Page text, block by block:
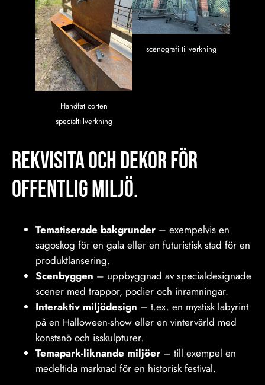
Handfat corten
specialtillverkning
scenografi tillverkning
REKVISITA och Dekor för
offentlig miljö.
Tematiserade bakgrunder – exempelvis en
sagoskog för en gala eller en futuristisk stad för en
produktlansering.
Scenbyggen – uppbyggnad av specialdesignade
scener med trappor, podier och inramningar.
Interaktiv miljödesign – t.ex. en mystisk labyrint
på en Halloween-show eller en vintervärld med
konstsnö och isskulpturer.
Temapark-liknande miljöer – till exempel en
medeltida marknad för en historisk festival.